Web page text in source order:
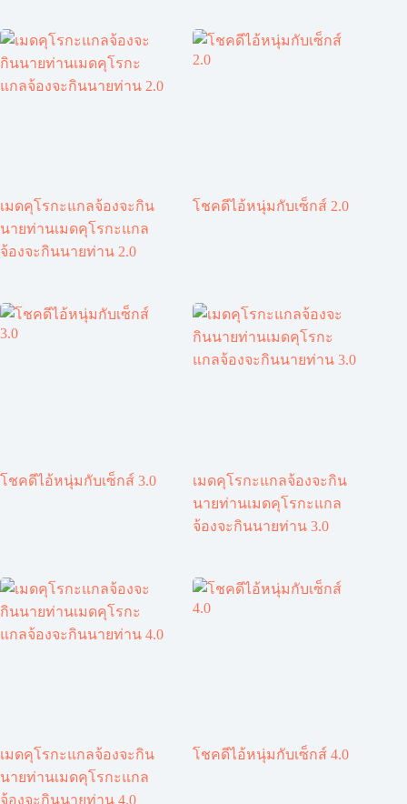
เมดคุโรกะแกลจ้องจะกิน
นายท่านเมดคุโรกะแกล
จ้องจะกินนายท่าน 2.0
โชคดีไอ้หนุ่มกับเซ็กส์ 2.0
โชคดีไอ้หนุ่มกับเซ็กส์ 3.0
เมดคุโรกะแกลจ้องจะกิน
นายท่านเมดคุโรกะแกล
จ้องจะกินนายท่าน 3.0
เมดคุโรกะแกลจ้องจะกิน
นายท่านเมดคุโรกะแกล
จ้องจะกินนายท่าน 4.0
โชคดีไอ้หนุ่มกับเซ็กส์ 4.0